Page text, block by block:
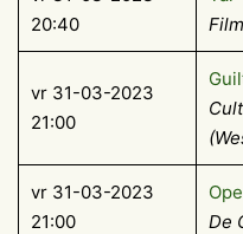
20:40
vr 31-03-2023
21:00
vr 31-03-2023
21:00
De